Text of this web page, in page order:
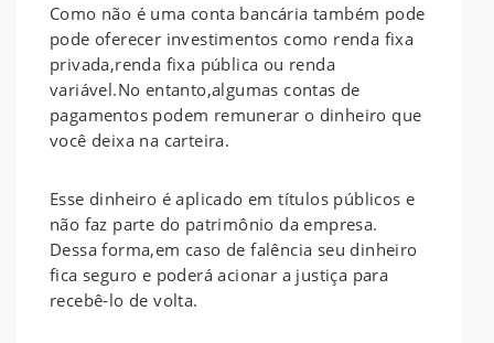
Como não é uma conta bancária também pode
pode oferecer investimentos como renda fixa
privada,renda fixa pública ou renda
variável.No entanto,algumas contas de
pagamentos podem remunerar o dinheiro que
você deixa na carteira.
Esse dinheiro é aplicado em títulos públicos e
não faz parte do patrimônio da empresa.
Dessa forma,em caso de falência seu dinheiro
fica seguro e poderá acionar a justiça para
recebê-lo de volta.